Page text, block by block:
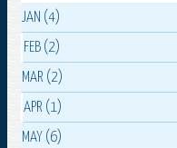
JAN (4)
FEB (2)
MAR (2)
APR (1)
MAY (6)